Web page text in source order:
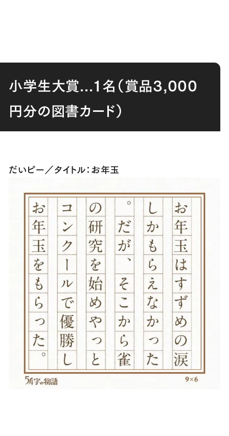
小学生大賞...１名（賞品3,000
円分の図書カード）
だいピー／タイトル：お年玉